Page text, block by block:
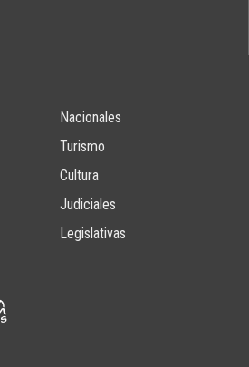
Nacionales
Turismo
Cultura
Judiciales
Legislativas